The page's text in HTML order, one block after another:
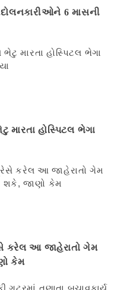
6 માસની
મારતા હોસ્પિટલ ભેગા
કરેલ આ જાહેરાતો ગેમ
કેમ